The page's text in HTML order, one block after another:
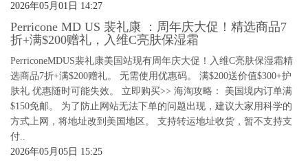
2026年05月01日 14:27
Perricone MD US 裴礼康 ：周年庆大促！精选商品7
折+满$200赠礼，入维C亮肤保湿霜
PerriconeMDUS裴礼康美国站现有周年庆大促！入维C亮肤保湿霜精
选商品7折+满$200赠礼。 无需使用优惠码。 满$200送价值$300+护
肤礼 优惠随时可能失效。 立即购买>> 海淘攻略： 美国境内订单满
$150免邮。 为了防止网站无法下单的问题出现，建议大家用科学的
方式上网，将地址改到美国地区。 支持转运地址收货，暂不支持支
付..
2026年05月05日 15:25